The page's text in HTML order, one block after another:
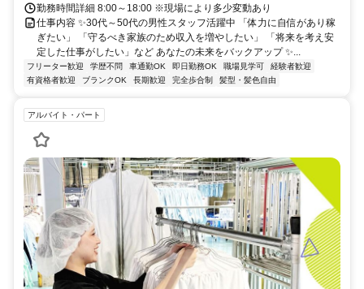
勤務時間詳細 8:00～18:00 ※現場により多少変動あり
仕事内容 ✨30代～50代の男性スタッフ活躍中 「体力に自信があり稼
ぎたい」 「守るべき家族のため収入を増やしたい」 「将来を考え安
定した仕事がしたい」など あなたの未来をバックアップ ✨...
フリーター歓迎 学歴不問 車通勤OK 即日勤務OK 職場見学可
経験者歓迎
有資格者歓迎
ブランクOK 長期歓迎 完全歩合制 髪型・髪色自由
アルバイト・パート